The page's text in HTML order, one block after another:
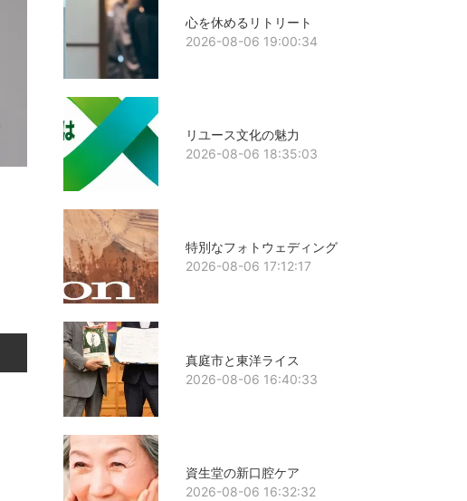
心を休めるリトリート
2026-08-06 19:00:34
リユース文化の魅力
2026-08-06 18:35:03
特別なフォトウェディング
2026-08-06 17:12:17
真庭市と東洋ライス
2026-08-06 16:40:33
資生堂の新口腔ケア
2026-08-06 16:32:32